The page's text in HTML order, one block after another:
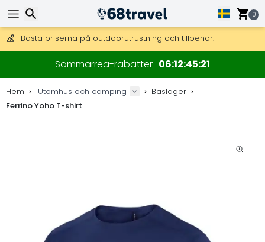
0
DHL Express över natten är också tillgängligt.
30 dagar för retur, 90 dagar för träkartor och dekorationer.
Bästa priserna på outdoorutrustning och tillbehör.
Sommarrea-rabatter 06 12 45 21
Hem Utomhus och camping
Baslager
Ferrino Yoho T-shirt